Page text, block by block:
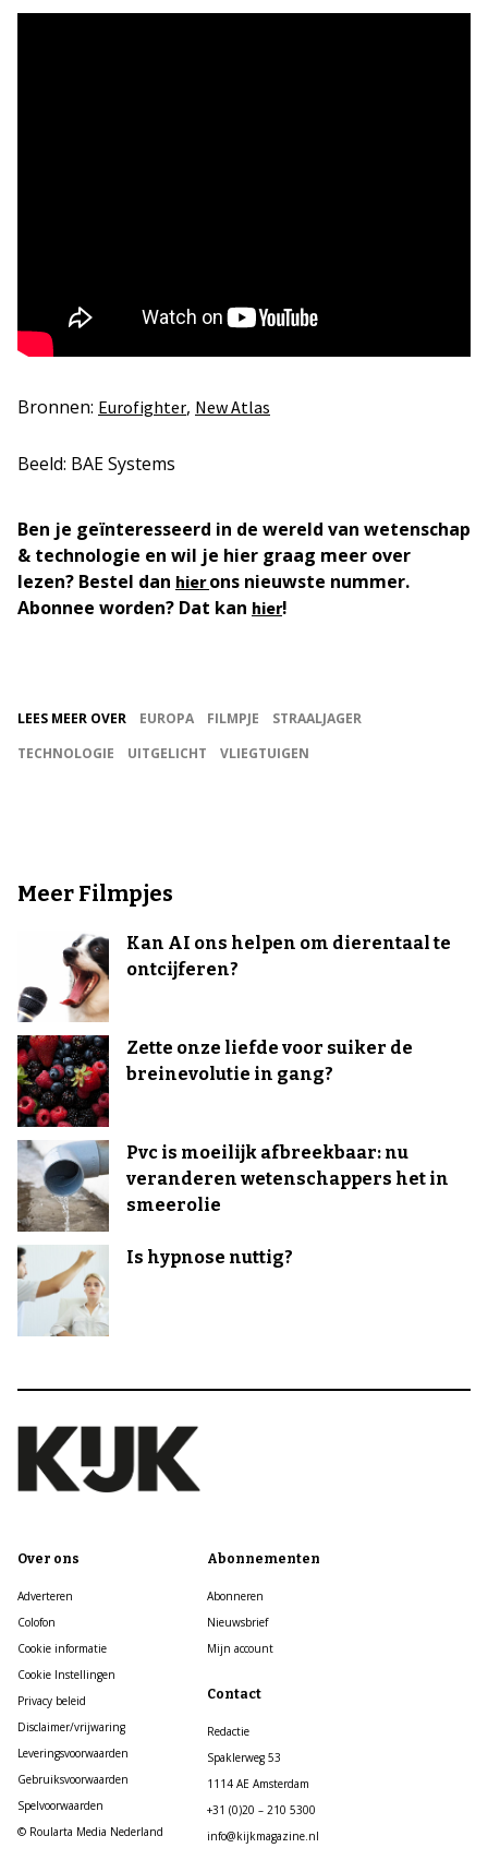
Bronnen: Eurofighter, New Atlas
Beeld: BAE Systems
Ben je geïnteresseerd in de wereld van wetenschap
& technologie en wil je hier graag meer over
lezen? Bestel dan hierons nieuwste nummer.
Abonnee worden? Dat kan hier!
LEES MEER OVER EUROPA FILMPJE
STRAALJAGER
TECHNOLOGIE
UITGELICHT VLIEGTUIGEN
Meer Filmpjes
Kan AI ons helpen om dierentaal te
ontcijferen?
Zette onze liefde voor suiker de
breinevolutie in gang?
Pvc is moeilijk afbreekbaar: nu
veranderen wetenschappers het in
smeerolie
Is hypnose nuttig?
Over ons
Adverteren
Colofon
Cookie informatie
Cookie Instellingen
Privacy beleid
Disclaimer/vrijwaring
Leveringsvoorwaarden
Gebruiksvoorwaarden
Spelvoorwaarden
© Roularta Media Nederland
Abonnementen
Abonneren
Nieuwsbrief
Mijn account
Contact
Redactie
Spaklerweg 53
1114 AE Amsterdam
+31 (0)20 – 210 5300
info@kijkmagazine.nl